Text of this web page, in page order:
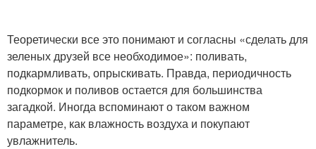
Теоретически все это понимают и согласны «сделать для
зеленых друзей все необходимое»: поливать,
подкармливать, опрыскивать. Правда, периодичность
подкормок и поливов остается для большинства
загадкой. Иногда вспоминают о таком важном
параметре, как влажность воздуха и покупают
увлажнитель.